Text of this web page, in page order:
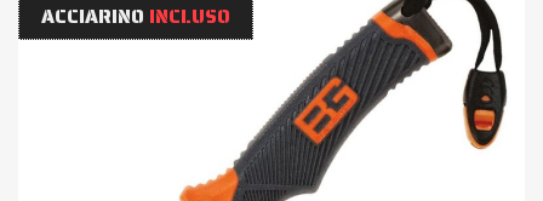
ACCIARINO INCLUSO